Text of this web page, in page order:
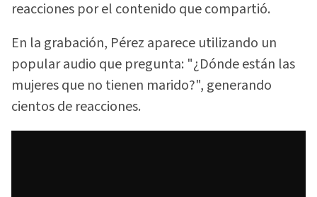
reacciones por el contenido que compartió.
En la grabación, Pérez aparece utilizando un
popular audio que pregunta: "¿Dónde están las
mujeres que no tienen marido?", generando
cientos de reacciones.